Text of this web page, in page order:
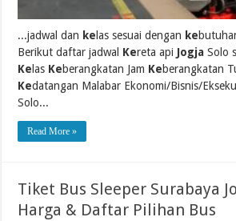
...jadwal dan ke las sesuai dengan ke
Berikut daftar jadwal Kereta api Jogja Solo
Ke las Keberangkatan Jam Keberangkatan
Kedatangan Malabar Ekonomi/Bisnis/
Solo...
Read More »
Tiket Bus Sleeper Surabaya
Harga & Daftar Pilihan Bus